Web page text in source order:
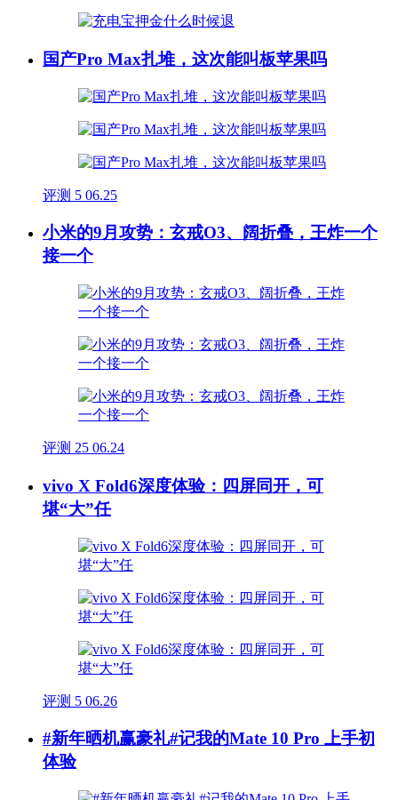
国产Pro Max扎堆，这次能叫板苹果吗
评测 5 06.25
小米的9月攻势：玄戒O3、阔折叠，王炸一个
接一个
评测 25 06.24
vivo X Fold6深度体验：四屏同开，可
堪“大”任
评测 5 06.26
#新年晒机赢豪礼#记我的Mate 10 Pro 上手初
体验